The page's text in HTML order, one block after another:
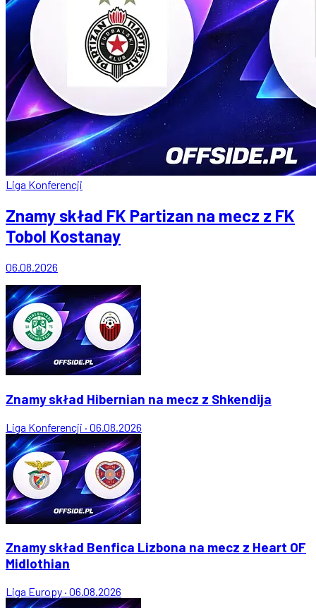
Liga Konferencji
Znamy skład FK Partizan na mecz z FK
Tobol Kostanay
06.08.2026
Znamy skład Hibernian na mecz z Shkendija
Liga Konferencji · 06.08.2026
Znamy skład Benfica Lizbona na mecz z Heart OF
Midlothian
Liga Europy · 06.08.2026